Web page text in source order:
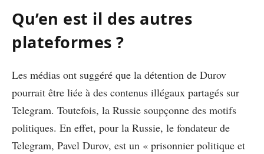
Qu’en est il des autres
plateformes ?
Les médias ont suggéré que la détention de Durov
pourrait être liée à des contenus illégaux partagés sur
Telegram. Toutefois, la Russie soupçonne des motifs
politiques. En effet, pour la Russie, le fondateur de
Telegram, Pavel Durov, est un « prisonnier politique et